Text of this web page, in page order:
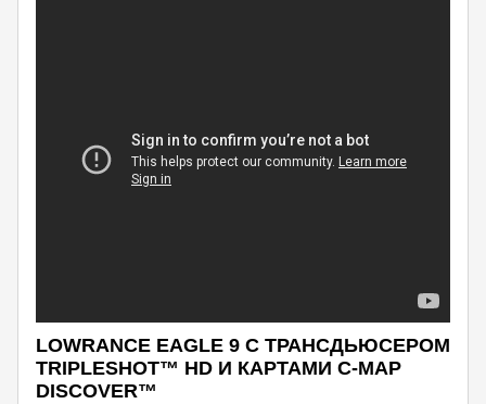
LOWRANCE EAGLE 9 С ТРАНСДЬЮСЕРОМ
TRIPLESHOT™ HD И КАРТАМИ C-MAP
DISCOVER™